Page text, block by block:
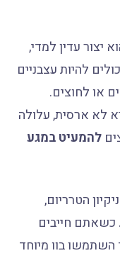
יצור עדין למדי,
להיות עצבניים
או לחוצים.
לא ארסית, עלולה
להמעיט במגע
הטרריום,
כשאתם חייבים
בוו מיוחד